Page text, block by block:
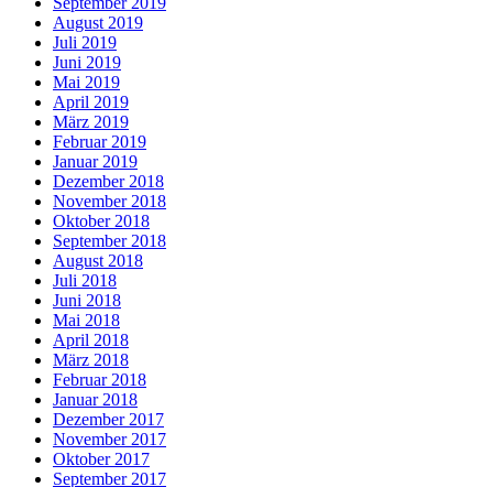
August 2019
Juli 2019
Juni 2019
Mai 2019
April 2019
März 2019
Februar 2019
Januar 2019
Dezember 2018
November 2018
Oktober 2018
September 2018
August 2018
Juli 2018
Juni 2018
Mai 2018
April 2018
März 2018
Februar 2018
Januar 2018
Dezember 2017
November 2017
Oktober 2017
September 2017